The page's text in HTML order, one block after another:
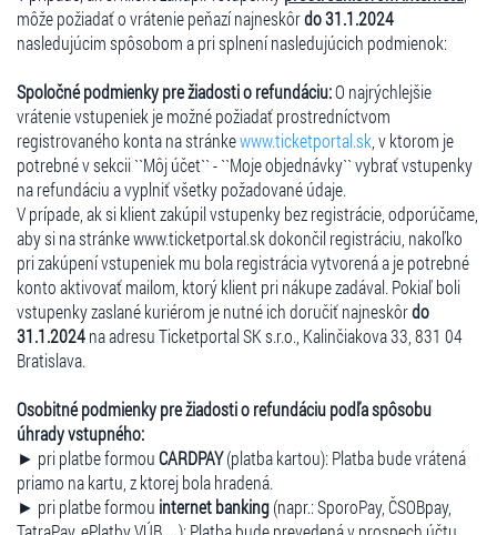
môže požiadať o vrátenie peňazí najneskôrdo 31.1.2024
nasledujúcim spôsobom a pri splnení nasledujúcich podmienok:
Spoločné podmienky pre žiadosti o refundáciu:O najrýchlejšie
vrátenie vstupeniek je možné požiadať prostredníctvom
registrovaného konta na stránkewww.ticketportal.sk , v ktorom je
potrebné v sekcii ``Môj účet`` - ``Moje objednávky`` vybrať vstupenky
na refundáciu a vyplniť všetky požadované údaje.
V prípade, ak si klient zakúpil vstupenky bez registrácie, odporúčame,
aby si na stránke www.ticketportal.sk dokončil registráciu, nakoľko
pri zakúpení vstupeniek mu bola registrácia vytvorená a je potrebné
konto aktivovať mailom, ktorý klient pri nákupe zadával. Pokiaľ boli
vstupenky zaslané kuriérom je nutné ich doručiť najneskôrdo
31.1.2024na adresu Ticketportal SK s.r.o., Kalinčiakova 33, 831 04
Bratislava.
Osobitné podmienky pre žiadosti o refundáciu podľa spôsobu
úhrady vstupného:
► pri platbe formouCARDPAY(platba kartou): Platba bude vrátená
priamo na kartu, z ktorej bola hradená.
► pri platbe formou internet banking(napr.: SporoPay, ČSOBpay,